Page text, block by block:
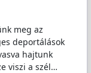
meg az
deportálások
hajtunk
viszi a szél…